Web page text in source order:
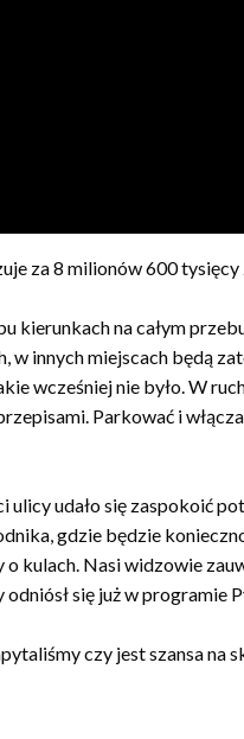
za 8 milionów 600
kierunkach na całym
w innych miejscach będą
wcześniej nie było. W
Parkować i
ulicy udało się zaspokoić
gdzie będzie
kulach. Nasi widzowie
się już w programie
czy jest szansa na